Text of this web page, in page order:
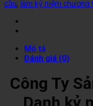
cầu, làm kỷ niệm chương
Mô tả
Đánh giá (0)
Công Ty